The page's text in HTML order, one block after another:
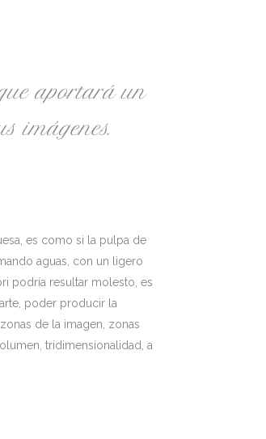
aportará un
imágenes.
es como si la pulpa de
aguas, con un ligero
podría resultar molesto, es
poder producir la
de la imagen, zonas
tridimensionalidad, a